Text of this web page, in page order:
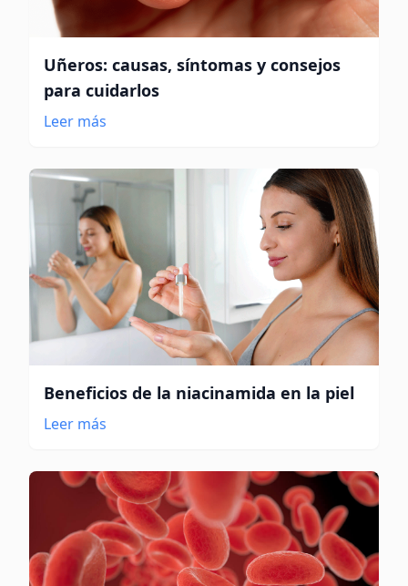
Uñeros: causas, síntomas y consejos
para cuidarlos
Leer más
Beneficios de la niacinamida en la piel
Leer más